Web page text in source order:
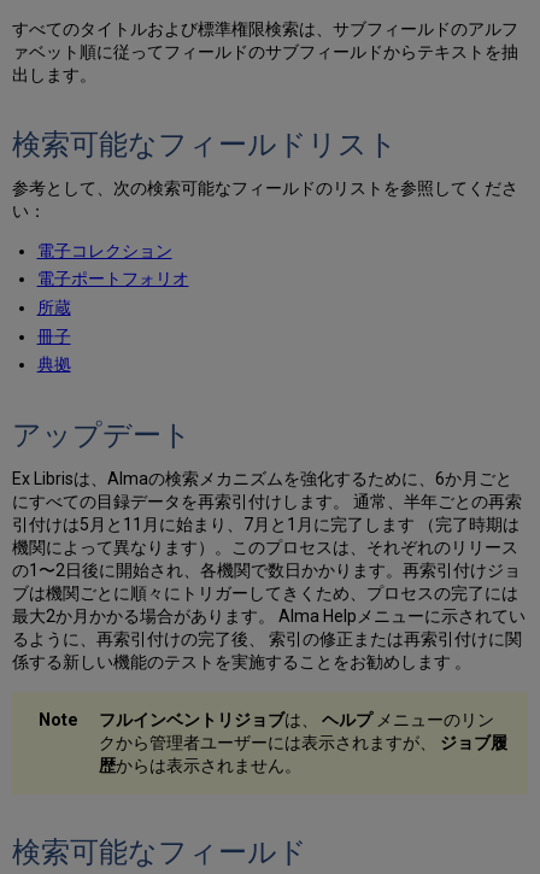
ト
ア
ッ
デ
ー
検
可
能
な
フ
ィ
ー
電
コ
レ
ク
シ
ョ
ン
電
子
ポ
所
蔵
すべてのタイトルおよび標準権限検索は、サブフィールドのアルフ
ァベット順に従ってフィールドのサブフィールドからテキストを抽
出します。
検索可能なフィールドリスト
参考として、次の検索可能なフィールドのリストを参照してくださ
い：
電子コレクション
電子ポートフォリオ
所蔵
冊子
典拠
アップデート
Ex Librisは、Almaの検索メカニズムを強化するために、6か月ごと
にすべての目録データを再索引付けします。 通常、半年ごとの再索
引付けは5月と11月に始まり、7月と1月に完了します （完了時期は
機関によって異なります）。このプロセスは、それぞれのリリース
の1〜2日後に開始され、各機関で数日かかります。再索引付けジョ
ブは機関ごとに順々にトリガーしてきくため、プロセスの完了には
最大2か月かかる場合があります。 Alma Helpメニューに示されてい
るように、再索引付けの完了後、 索引の修正または再索引付けに関
係する新しい機能のテストを実施することをお勧めします 。
フルインベントリジョブは、ヘルプメニューのリン
クから管理者ユーザーには表示されますが、 ジョブ履
歴からは表示されません。
検索可能なフィールド